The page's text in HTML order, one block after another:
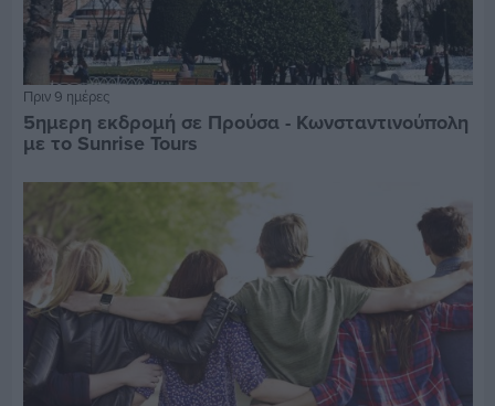
Πριν 9 ημέρες
5ημερη εκδρομή σε Προύσα - Κωνσταντινούπολη
με το Sunrise Tours